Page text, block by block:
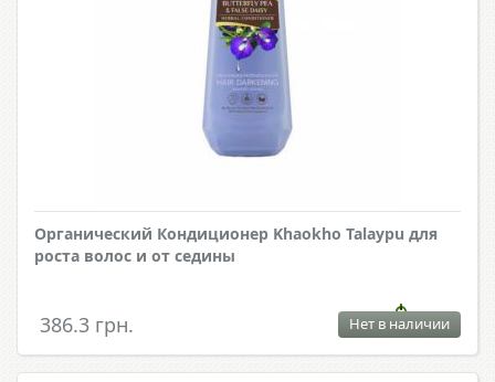
Органический Кондиционер Khaokho Talaypu для
роста волос и от седины
386.3 грн. Нет в наличии